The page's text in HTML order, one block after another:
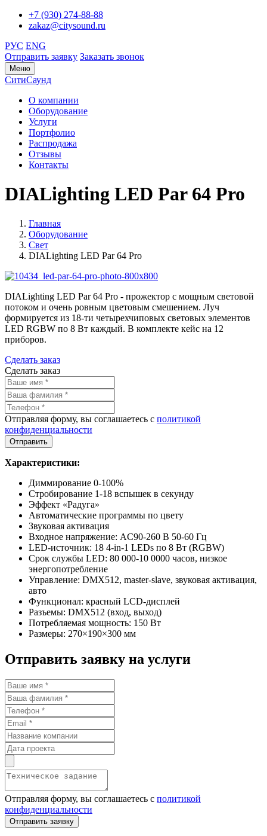
+7 (930) 274-88-88
zakaz@citysound.ru
РУС ENG
Отправить заявку Заказать звонок
Меню
СитиСаунд
О компании
Оборудование
Услуги
Портфолио
Распродажа
Отзывы
Контакты
DIALighting LED Par 64 Pro
Главная
Оборудование
Свет
DIALighting LED Par 64 Pro
DIALighting LED Par 64 Pro - прожектор с мощным световой
потоком и очень ровным цветовым смешением. Луч
формируется из 18-ти четырехчиповых световых элементов
LED RGBW по 8 Вт каждый. В комплекте кейс на 12
приборов.
Сделать заказ
Сделать заказ
Отправляя форму, вы соглашаетесь с политикой
конфиденциальности
Характеристики:
Диммирование 0-100%
Стробирование 1-18 вспышек в секунду
Эффект «Радуга»
Автоматические программы по цвету
Звуковая активация
Входное напряжение: AC90-260 В 50-60 Гц
LED-источник: 18 4-in-1 LEDs по 8 Вт (RGBW)
Срок службы LED: 80 000-10 0000 часов, низкое
энергопотребление
Управление: DMX512, master-slave, звуковая активация,
авто
Функционал: красный LCD-дисплей
Разъемы: DMX512 (вход, выход)
Потребляемая мощность: 150 Вт
Размеры: 270×190×300 мм
Отправить заявку на услуги
Отправляя форму, вы соглашаетесь с политикой
конфиденциальности